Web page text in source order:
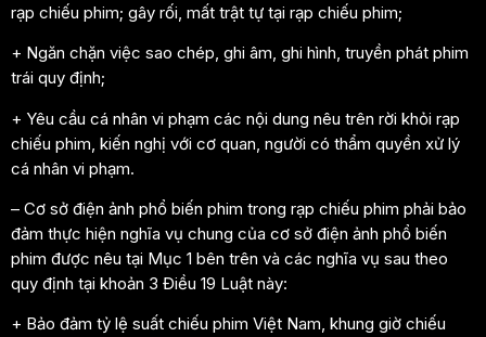
rạp chiếu phim; gây rối, mất trật tự tại rạp chiếu phim;
+ Ngăn chặn việc sao chép, ghi âm, ghi hình, truyền phát phim
trái quy định;
+ Yêu cầu cá nhân vi phạm các nội dung nêu trên rời khỏi rạp
chiếu phim, kiến nghị với cơ quan, người có thẩm quyền xử lý
cá nhân vi phạm.
– Cơ sở điện ảnh phổ biến phim trong rạp chiếu phim phải bảo
đảm thực hiện nghĩa vụ chung của cơ sở điện ảnh phổ biến
phim được nêu tại Mục 1 bên trên và các nghĩa vụ sau theo
quy định tại khoản 3 Điều 19 Luật này:
+ Bảo đảm tỷ lệ suất chiếu phim Việt Nam, khung giờ chiếu